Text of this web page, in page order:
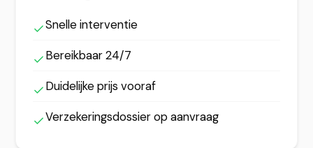
Snelle interventie
Bereikbaar 24/7
Duidelijke prijs vooraf
Verzekeringsdossier op aanvraag